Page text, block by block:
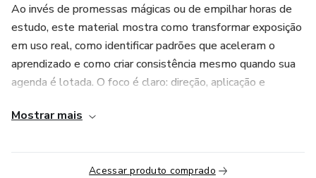
Ao invés de promessas mágicas ou de empilhar horas de
estudo, este material mostra como transformar exposição
em uso real, como identificar padrões que aceleram o
aprendizado e como criar consistência mesmo quando sua
agenda é lotada. O foco é claro: direção, aplicação e
sustentável.
O que você encontra neste produto:
Mostrar mais
Acessar produto comprado